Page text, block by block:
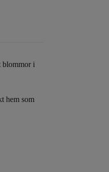
blommor i
hem som